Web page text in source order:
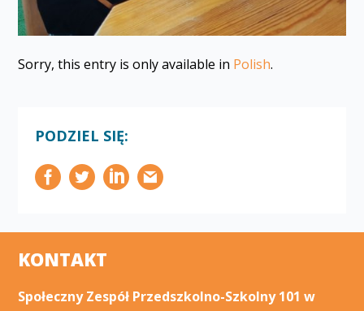
Sorry, this entry is only available in Polish.
PODZIEL SIĘ:
KONTAKT
Społeczny Zespół Przedszkolno-Szkolny 101 w